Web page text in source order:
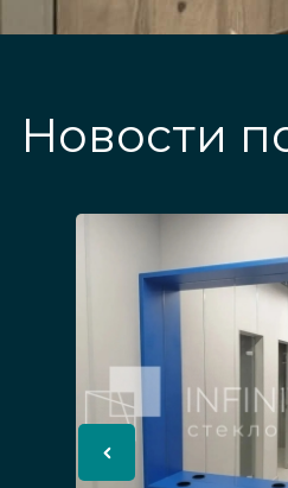
Новости